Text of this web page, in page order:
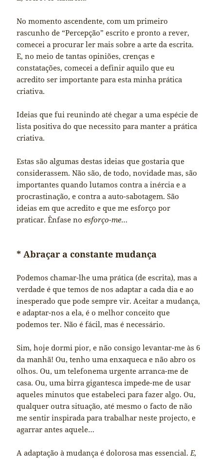
No momento ascendente, com um primeiro
rascunho de “Percepção” escrito e pronto a rever,
comecei a procurar ler mais sobre a arte da escrita.
E, no meio de tantas opiniões, crenças e
constatações, comecei a definir aquilo que eu
acredito ser importante para esta minha prática
criativa.
Ideias que fui reunindo até chegar a uma espécie de
lista positiva do que necessito para manter a prática
criativa.
Estas são algumas destas ideias que gostaria que
considerassem. Não são, de todo, novidade mas, são
importantes quando lutamos contra a inércia e a
procrastinação, e contra a auto-sabotagem. São
ideias em que acredito e que me esforço por
praticar. Ênfase noesforço-me…
* Abraçar a constante mudança
Podemos chamar-lhe uma prática (de escrita), mas a
verdade é que temos de nos adaptar a cada dia e ao
inesperado que pode sempre vir. Aceitar a mudança,
e adaptar-nos a ela, é o melhor conceito que
podemos ter. Não é fácil, mas é necessário.
Sim, hoje dormi pior, e não consigo levantar-me às 6
da manhã! Ou, tenho uma enxaqueca e não abro os
olhos. Ou, um telefonema urgente arranca-me de
casa. Ou, uma birra gigantesca impede-me de usar
aqueles minutos que estabeleci para fazer algo. Ou,
qualquer outra situação, até mesmo o facto de não
me sentir inspirada para trabalhar neste projecto, e
agarrar antes aquele…
A adaptação à mudança é dolorosa mas essencial.E,